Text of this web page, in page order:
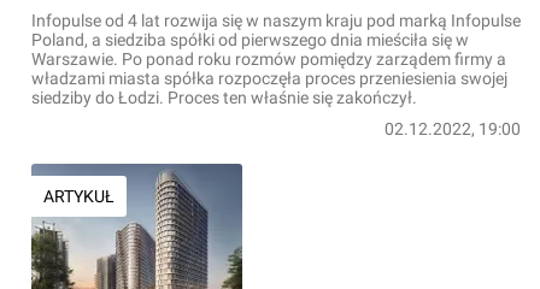
Infopulse od 4 lat rozwija się w naszym kraju pod marką Infopulse
Poland, a siedziba spółki od pierwszego dnia mieściła się w
Warszawie. Po ponad roku rozmów pomiędzy zarządem firmy a
władzami miasta spółka rozpoczęła proces przeniesienia swojej
siedziby do Łodzi. Proces ten właśnie się zakończył.
02.12.2022, 19:00
ARTYKUŁ